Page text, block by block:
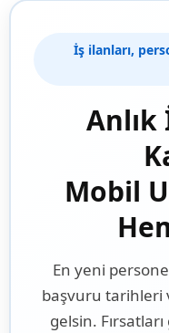
İş ilanları,
Anlık
Mobil
En yeni
başvuru tarihleri
gelsin.